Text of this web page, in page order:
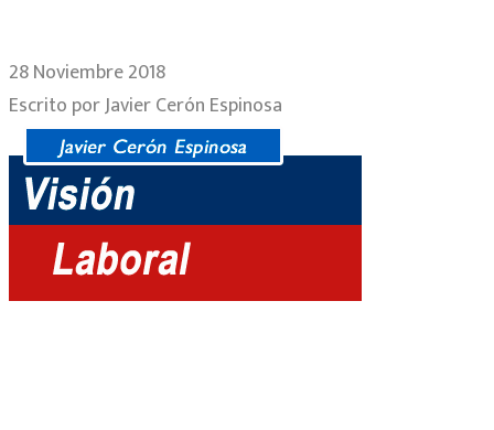
28 Noviembre 2018
Escrito por Javier Cerón Espinosa